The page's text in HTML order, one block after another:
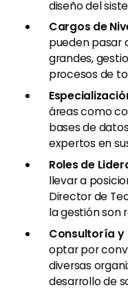
diseño del
Cargos de
pueden pasar
grandes,
procesos de
áreas como
bases de
expertos en
Roles de
llevar a
Director de
la gestión son
Consultoría y
optar por
diversas
desarrollo de